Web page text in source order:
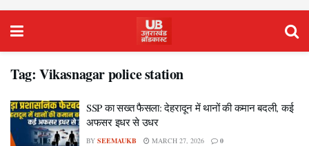
Tag: Vikasnagar police station
SSP का सख्त फैसला: देहरादून में थानों की कमान बदली, कई
अफसर इधर से उधर
BY SEEMAUKB MARCH 27, 2026 0